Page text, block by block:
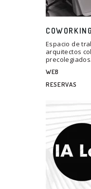
COWORKING
Espacio de
arquitectos
precolegiados.
WEB
RESERVAS